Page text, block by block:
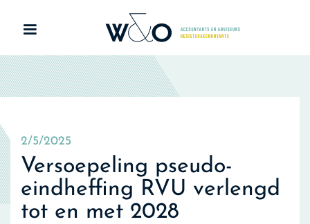
2/5/2025
Versoepeling pseudo-
eindheffing RVU verlengd
tot en met 2028